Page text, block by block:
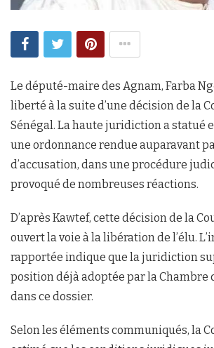
Le député-maire des Agnam, Farba
liberté à la suite d’une décision de la
Sénégal. La haute juridiction a statué
une ordonnance rendue auparavant
d’accusation, dans une procédure
provoqué de nombreuses réactions.
D’après Kawtef, cette décision de la
ouvert la voie à la libération de l’élu.
rapportée indique que la juridiction
position déjà adoptée par la Chambre
dans ce dossier.
Selon les éléments communiqués, la